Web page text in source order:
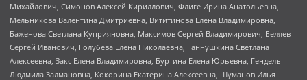
Михайлович, Симонов Алексей Кириллович, Флиге Ирина Анатольевна,
Мельникова Валентина Дмитриевна, Вититинова Елена Владимировна,
Баженова Светлана Куприяновна, Максимов Сергей Владимирович, Беляев
Сергей Иванович, Голубева Елена Николаевна, Ганнушкина Светлана
Алексеевна, Закс Елена Владимировна, Буртина Елена Юрьевна, Гендель
Людмила Залмановна, Кокорина Екатерина Алексеевна, Шуманов Илья